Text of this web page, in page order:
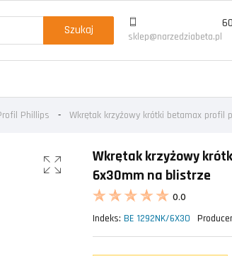
Szukaj sklep@narzedziabeta.pl
Phillips Wkrętak krzyżowy krótki betamax profil
Wkrętak krzyżowy
6x30mm na blistrze
0.0
Indeks: BE 1292NK/6X30